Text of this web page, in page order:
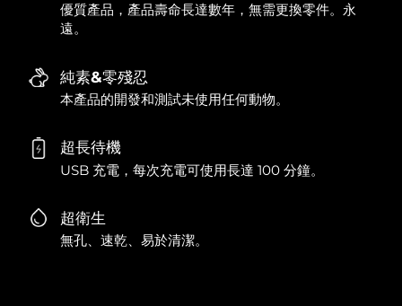
優質產品，產品壽命長達數年，無需更換零件。永
遠。
純素&零殘忍
本產品的開發和測試未使用任何動物。
超長待機
USB 充電，每次充電可使用長達 100 分鐘。
超衛生
無孔、速乾、易於清潔。